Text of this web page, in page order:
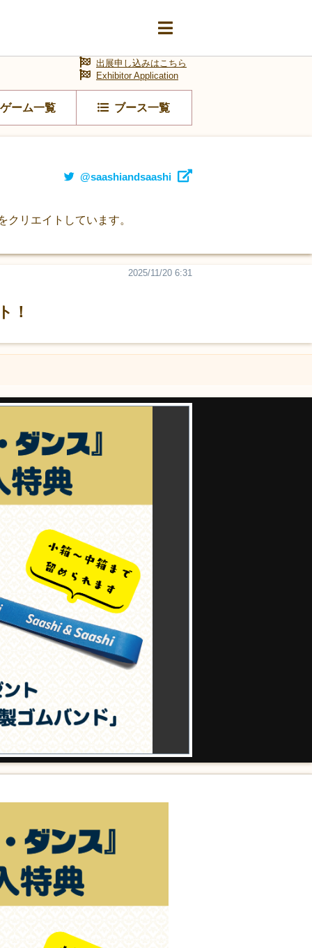
ゲーム一覧 ブース一覧
出展申し込みはこちら
Exhibitor Application
@saashiandsaashi
リエイトしています。
！
2025/11/20 6:31